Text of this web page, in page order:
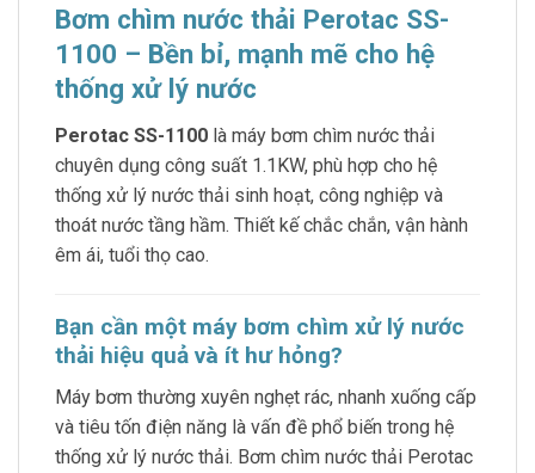
Bơm chìm nước thải Perotac SS-
1100 – Bền bỉ, mạnh mẽ cho hệ
thống xử lý nước
Perotac SS-1100 là máy bơm chìm nước thải
chuyên dụng công suất 1.1KW, phù hợp cho hệ
thống xử lý nước thải sinh hoạt, công nghiệp và
thoát nước tầng hầm. Thiết kế chắc chắn, vận hành
êm ái, tuổi thọ cao.
Bạn cần một máy bơm chìm xử lý nước
thải hiệu quả và ít hư hỏng?
Máy bơm thường xuyên nghẹt rác, nhanh xuống cấp
và tiêu tốn điện năng là vấn đề phổ biến trong hệ
thống xử lý nước thải. Bơm chìm nước thải Perotac